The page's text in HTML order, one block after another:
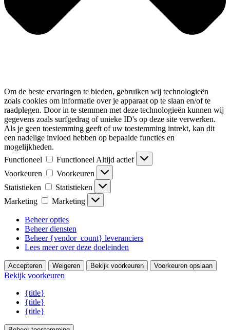
Om de beste ervaringen te bieden, gebruiken wij technologieën
zoals cookies om informatie over je apparaat op te slaan en/of te
raadplegen. Door in te stemmen met deze technologieën kunnen wij
gegevens zoals surfgedrag of unieke ID's op deze site verwerken.
Als je geen toestemming geeft of uw toestemming intrekt, kan dit
een nadelige invloed hebben op bepaalde functies en
mogelijkheden.
Functioneel
Functioneel Altijd actief
Voorkeuren
Voorkeuren
Statistieken
Statistieken
Marketing
Marketing
Beheer opties
Beheer diensten
Beheer {vendor_count} leveranciers
Lees meer over deze doeleinden
Accepteren Weigeren Bekijk voorkeuren Voorkeuren opslaan
Bekijk voorkeuren
{title}
{title}
{title}